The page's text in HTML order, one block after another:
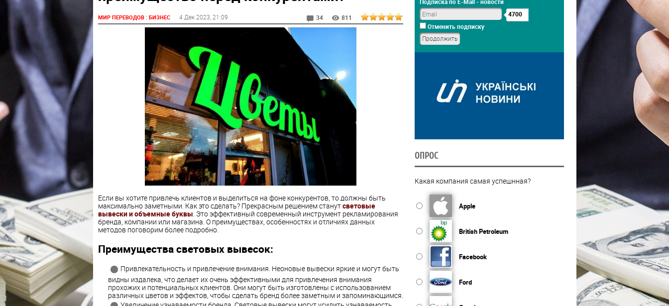
МИР ПЕРЕВОДОВ: БИЗНЕС 4 Дек 2023 , 21:09 34 811
Если вы хотите привлечь клиентов и выделиться на фоне конкурентов, то должны быть
максимально заметными. Как это сделать? Прекрасным решением станутсветовые
вывески и объемные буквы. Это эффективный современный инструмент рекламирования
бренда, компании или магазина. О преимуществах, особенностях и отличиях данных
методов поговорим более подробно.
Преимущества световых вывесок:
Привлекательность и привлечение внимания. Неоновые вывески яркие и могут быть
видны издалека, что делает их очень эффективными для привлечения внимания
прохожих и потенциальных клиентов. Они могут быть изготовлены с использованием
различных цветов и эффектов, чтобы сделать бренд более заметным и запоминающимся.
4700
Отменить подписку
ОПРОС
Какая компания самая успешнная?
Apple
British Petroleum
Facebook
Ford